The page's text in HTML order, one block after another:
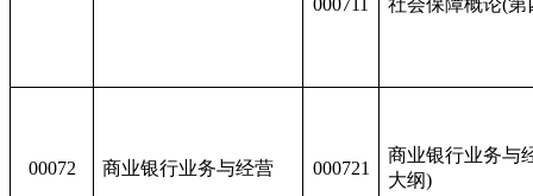
00072 商业银行业务与经营 000721
商业银行业务与
大纲)